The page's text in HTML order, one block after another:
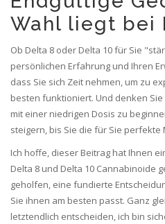
Wahl liegt bei
Ob Delta 8 oder Delta 10 für Sie
persönlichen Erfahrung und Ihren
dass Sie sich Zeit nehmen, um zu
besten funktioniert. Und denken
mit einer niedrigen Dosis zu
steigern, bis Sie die für Sie
Ich hoffe, dieser Beitrag hat Ihnen
Delta 8 und Delta 10 Cannabinoide
geholfen, eine fundierte
Sie ihnen am besten passt. Ganz
letztendlich entscheiden, ich bin